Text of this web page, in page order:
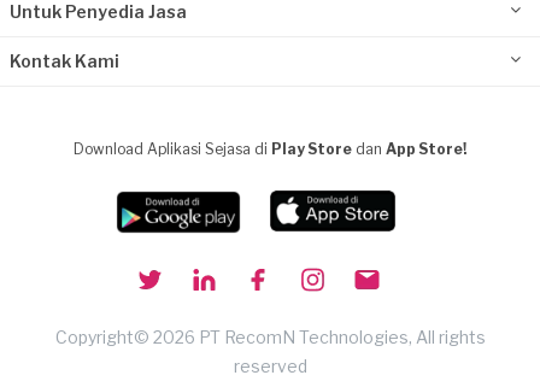
Untuk Penyedia Jasa
Kontak Kami
Download Aplikasi Sejasa di Play Store dan App Store!
Copyright© 2026 PT RecomN Technologies, All rights
reserved